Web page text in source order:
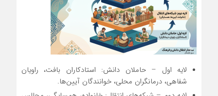
لایه اول – حاملان دانش: استادکاران بافت، راویان
شفاهی، درمانگران محلی، خوانندگان آیین‌ها.